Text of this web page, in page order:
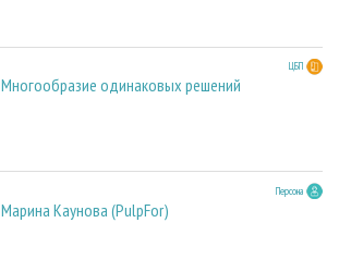
ЦБП
Многообразие одинаковых решений
Персона
Марина Каунова (PulpFor)